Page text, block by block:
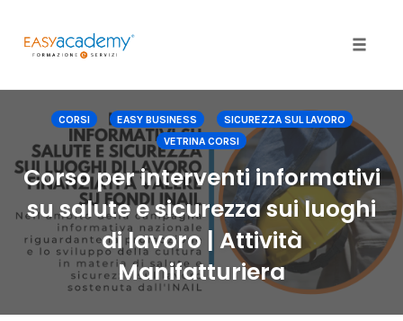
content
CORSI EASY BUSINESS
SICUREZZA SUL LAVORO
VETRINA CORSI
Corso per interventi informativi
su salute e sicurezza sui luoghi
di lavoro | Attività
Manifatturiera